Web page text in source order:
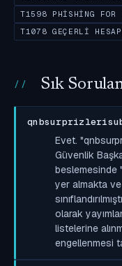
T1598 PHISHING FOR
T1078 GEÇERLI
Sık
Evet.
Güvenlik
beslemesinde
yer almakta
olarak
listelerine
engellenmesi